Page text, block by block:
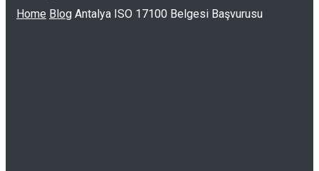
Home Blog Antalya ISO 17100 Belgesi Başvurusu